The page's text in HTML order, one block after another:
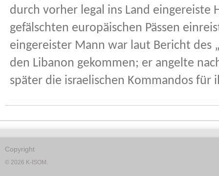
durch vorher legal ins Land
gefälschten europäischen Pässen
eingereister Mann war laut Bericht des
den Libanon gekommen; er angelte
später die israelischen Kommandos
Copyright
© 2026 K-ISOM.